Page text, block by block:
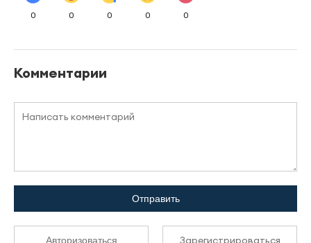
0 0 0 0 0
Комментарии
Отправить
Авторизоваться Зарегистрироваться